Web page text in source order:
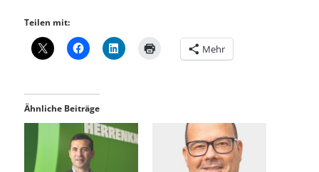
Teilen mit:
Mehr
Ähnliche Beiträge